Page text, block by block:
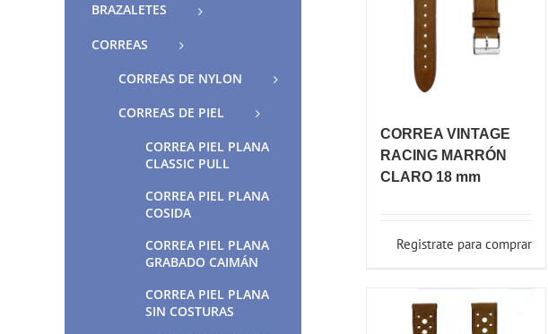
CORREA VINTAGE
RACING MARRÓN
CLARO 18 mm
Registrate para comprar
BRAZALETES
CORREAS
CORREAS DE NYLON
CORREAS DE PIEL
CORREA PIEL PLANA
CLASSIC PULL
CORREA PIEL PLANA
COSIDA
CORREA PIEL PLANA
GRABADO CAIMÁN
CORREA PIEL PLANA
SIN COSTURAS